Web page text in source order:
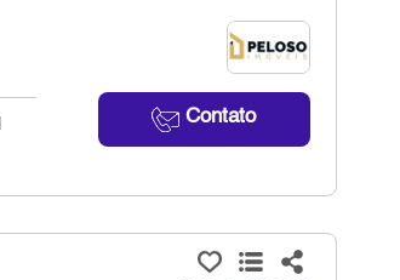
Contato